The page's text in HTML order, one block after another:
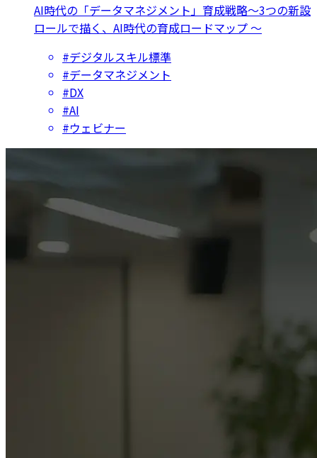
AI時代の「データマネジメント」育成戦略〜3つの新設
ロールで描く、AI時代の育成ロードマップ 〜
#デジタルスキル標準
#データマネジメント
#DX
#AI
#ウェビナー